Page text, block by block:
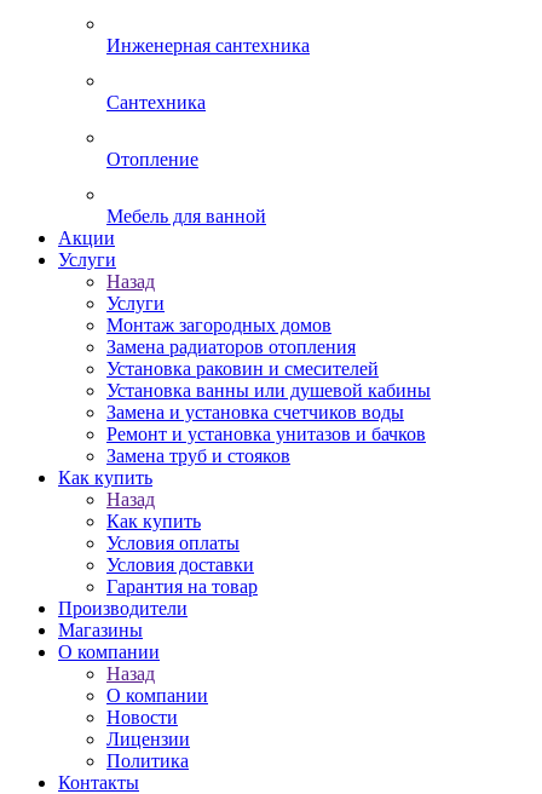
Инженерная сантехника
Сантехника
Отопление
Мебель для ванной
Акции
Услуги
Назад
Услуги
Монтаж загородных домов
Замена радиаторов отопления
Установка раковин и смесителей
Установка ванны или душевой кабины
Замена и установка счетчиков воды
Ремонт и установка унитазов и бачков
Замена труб и стояков
Как купить
Назад
Как купить
Условия оплаты
Условия доставки
Гарантия на товар
Производители
Магазины
О компании
Назад
О компании
Новости
Лицензии
Политика
Контакты